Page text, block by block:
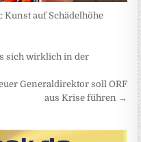
auf Schädelhöhe
sich wirklich in der
Generaldirektor soll ORF
aus Krise führen →